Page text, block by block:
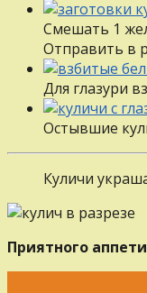
Смешать 1
Отправить в
Для глазури
Остывшие
Куличи
Приятного